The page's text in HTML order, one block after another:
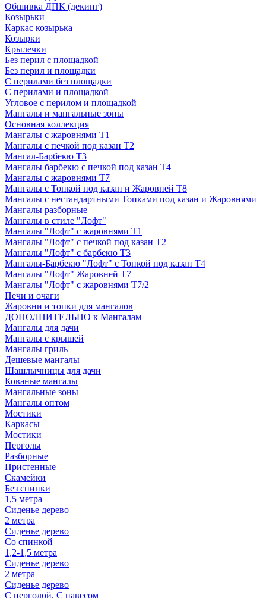
Обшивка ДПК (декинг)
Козырьки
Каркас козырька
Козырки
Крылечки
Без перил с площадкой
Без перил и площадки
С перилами без площадки
С перилами и площадкой
Угловое с перилом и площадкой
Мангалы и мангальные зоны
Основная коллекция
Мангалы с жаровнями Т1
Мангалы с печкой под казан Т2
Мангал-Барбекю Т3
Мангалы барбекю с печкой под казан Т4
Мангалы с жаровнями Т7
Мангалы с Топкой под казан и Жаровней Т8
Мангалы с нестандартными Топками под казан и Жаровнями
Мангалы разборные
Мангалы в стиле "Лофт"
Мангалы "Лофт" с жаровнями Т1
Мангалы "Лофт" с печкой под казан Т2
Мангалы "Лофт" с барбекю Т3
Мангалы-Барбекю "Лофт" с Топкой под казан Т4
Мангалы "Лофт" Жаровней Т7
Мангалы "Лофт" с жаровнями Т7/2
Печи и очаги
Жаровни и топки для мангалов
ДОПОЛНИТЕЛЬНО к Мангалам
Мангалы для дачи
Мангалы с крышей
Мангалы гриль
Дешевые мангалы
Шашлычницы для дачи
Кованые мангалы
Мангальные зоны
Мангалы оптом
Мостики
Каркасы
Мостики
Перголы
Разборные
Пристенные
Скамейки
Без спинки
1,5 метра
Сиденье дерево
2 метра
Сиденье дерево
Со спинкой
1,2-1,5 метра
Сиденье дерево
2 метра
Сиденье дерево
С перголой. С навесом